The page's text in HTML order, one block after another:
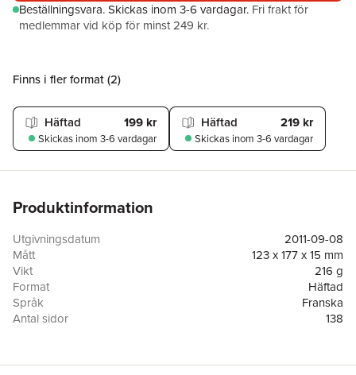
Beställningsvara.Skickas inom 3-6 vardagar. Fri frakt för
medlemmar vid köp för minst 249 kr.
Finns i fler format (2)
Häftad 199 kr
Skickas inom 3-6 vardagar
Häftad 219 kr
Skickas inom 3-6 vardagar
Produktinformation
Utgivningsdatum
2011-09-08
Mått
123 x 177 x 15 mm
Vikt
216 g
Format
Häftad
Språk
Franska
Antal sidor
138
ISBN
9782070634651